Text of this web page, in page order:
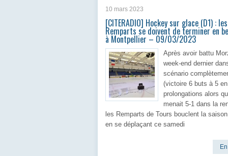
10 mars 2023
[CITERADIO] Hockey sur glace (D1) : les
Remparts se doivent de terminer en
à Montpellier – 09/03/2023
Après avoir battu
week-end dernier
scénario
(victoire 6 buts à 5 en
prolongations alors
menait 5-1 dans la
les Remparts de Tours bouclent la
en se déplaçant ce samedi